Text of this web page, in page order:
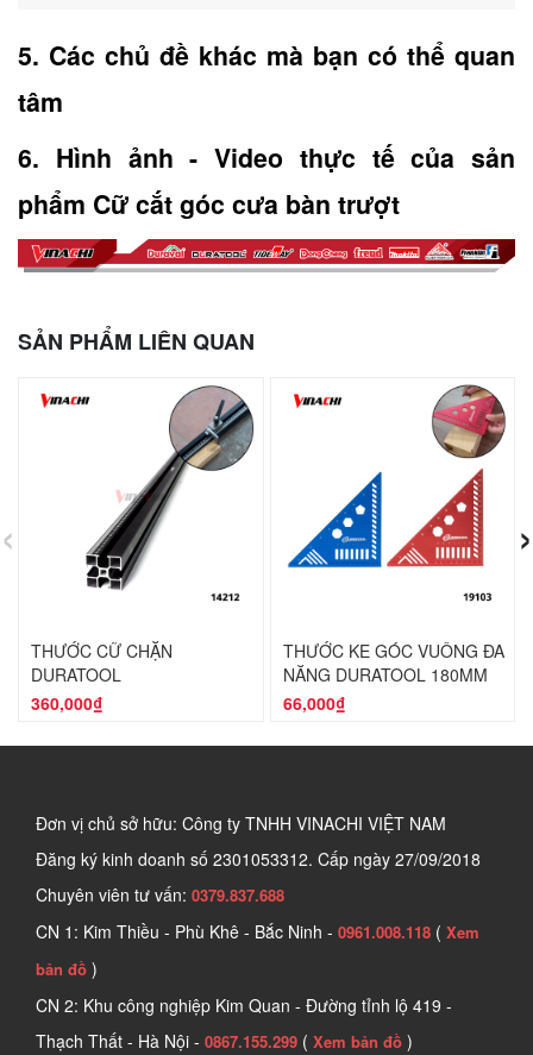
5. Các chủ đề khác mà bạn có thể quan
tâm
6. Hình ảnh - Video thực tế của sản
phẩm Cữ cắt góc cưa bàn trượt
SẢN PHẨM LIÊN QUAN
THƯỚC CỮ CHẶN
DURATOOL
360,000₫
THƯỚC KE GÓC VUÔNG ĐA
NĂNG DURATOOL 180MM
66,000₫
‹ ›
Đơn vị chủ sở hữu: Công ty TNHH VINACHI VIỆT NAM
Đăng ký kinh doanh số 2301053312. Cấp ngày 27/09/2018
Chuyên viên tư vấn: 0379.837.688
CN 1: Kim Thiều - Phù Khê - Bắc Ninh - 0961.008.118 ( Xem
bản đồ )
CN 2: Khu công nghiệp Kim Quan - Đường tỉnh lộ 419 -
Thạch Thất - Hà Nội - 0867.155.299 ( Xem bản đồ )